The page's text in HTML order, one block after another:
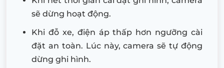
sẽ dừng hoạt động.
Khi đỗ xe, điện áp thấp hơn ngưỡng cài
đặt an toàn. Lúc này, camera sẽ tự động
dừng ghi hình.